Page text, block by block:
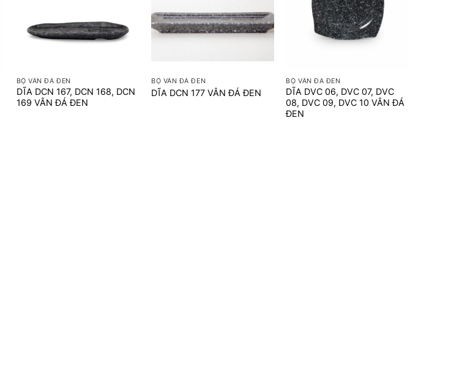
BỘ VÂN ĐÁ ĐEN
DĨA DCN 167, DCN 168, DCN
169 VÂN ĐÁ ĐEN
BỘ VÂN ĐÁ ĐEN
DĨA DCN 177 VÂN ĐÁ ĐEN
BỘ VÂN ĐÁ ĐEN
DĨA DVC 06, DVC 07, DVC
08, DVC 09, DVC 10 VÂN ĐÁ
ĐEN